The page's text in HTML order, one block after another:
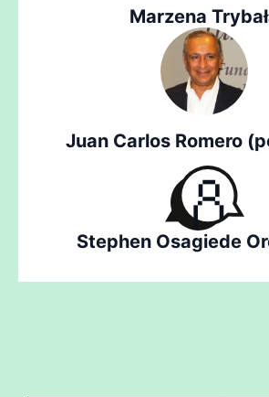
Marzena
Juan Carlos Romero
Stephen Osagiede